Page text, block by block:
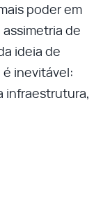
poder em
de
ideia de
inevitável:
infraestrutura,